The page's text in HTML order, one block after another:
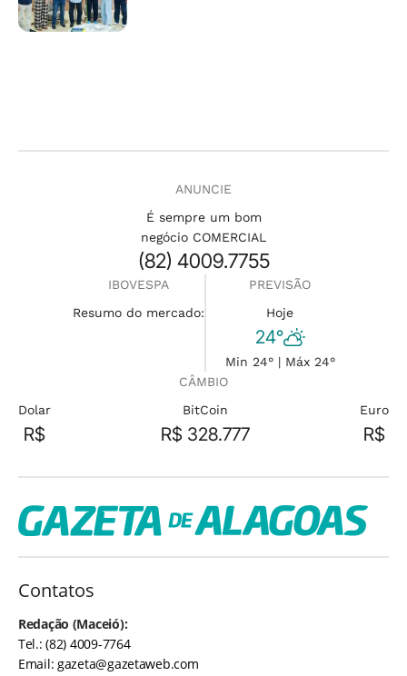
ANUNCIE
É sempre um bom
negócio COMERCIAL
(82) 4009.7755
IBOVESPA
Resumo do mercado:
PREVISÃO
Hoje
24°
Min 24° | Máx 24°
CÂMBIO
Dolar
R$
BitCoin
R$ 328.777
Euro
R$
Contatos
Redação (Maceió):
Tel.: (82) 4009-7764
Email:gazeta@gazetaweb.com